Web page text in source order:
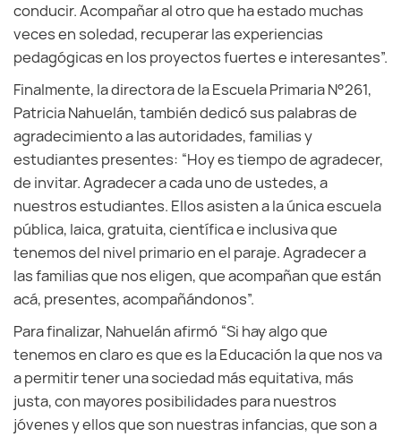
conducir. Acompañar al otro que ha estado muchas
veces en soledad, recuperar las experiencias
pedagógicas en los proyectos fuertes e interesantes”.
Finalmente, la directora de la Escuela Primaria N°261,
Patricia Nahuelán, también dedicó sus palabras de
agradecimiento a las autoridades, familias y
estudiantes presentes: “Hoy es tiempo de agradecer,
de invitar. Agradecer a cada uno de ustedes, a
nuestros estudiantes. Ellos asisten a la única escuela
pública, laica, gratuita, científica e inclusiva que
tenemos del nivel primario en el paraje. Agradecer a
las familias que nos eligen, que acompañan que están
acá, presentes, acompañándonos”.
Para finalizar, Nahuelán afirmó “Si hay algo que
tenemos en claro es que es la Educación la que nos va
a permitir tener una sociedad más equitativa, más
justa, con mayores posibilidades para nuestros
jóvenes y ellos que son nuestras infancias, que son a